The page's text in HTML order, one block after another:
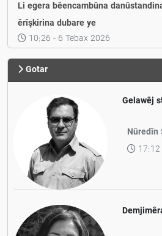
Li egera bêencambûna
êrîşkirina dubare ye
10:26 - 6 Tebax 2026
Gotar
Gelawêj
Nûredîn
17:12